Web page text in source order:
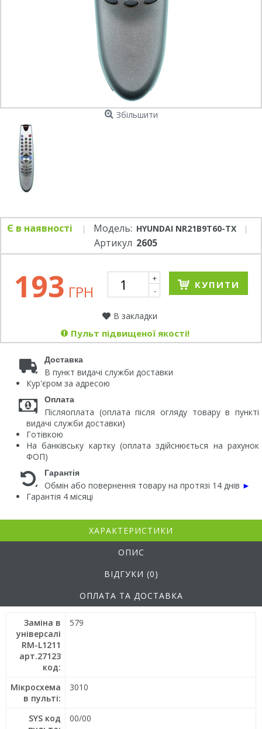
Збільшити
Є в наявності Модель: HYUNDAI NR21B9T60-TX
Артикул 2605
193 ГРН
+
-
КУПИТИ
В закладки
Пульт підвищеної якості!
Доставка
В пункт видачі служби доставки
Кур'єром за адресою
Оплата
Післяоплата (оплата після огляду товару в пункті
видачі служби доставки)
Готівкою
На банківську картку (оплата здійснюється на рахунок
ФОП)
Гарантія
Обмін або повернення товару на протязі 14 днів ►
Гарантія 4 місяці
ХАРАКТЕРИСТИКИ
ОПИС
ВІДГУКИ (0)
ОПЛАТА ТА ДОСТАВКА
Заміна в
універсалі
RM-L1211
арт.27123
код:
579
Мікросхема
в пульті:
3010
SYS код
00/00